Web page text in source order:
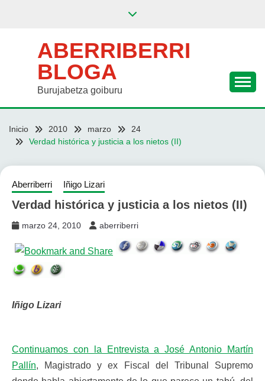
ABERRIBERRI
BLOGA
Burujabetza goiburu
Inicio 2010 marzo
24
Verdad histórica y justicia a los nietos (II)
Aberriberri Iñigo Lizari
Verdad histórica y justicia a los nietos (II)
marzo 24, 2010 aberriberri
Iñigo Lizari
Continuamos con la Entrevista a José Antonio Martín
Pallín, Magistrado y ex Fiscal del Tribunal Supremo